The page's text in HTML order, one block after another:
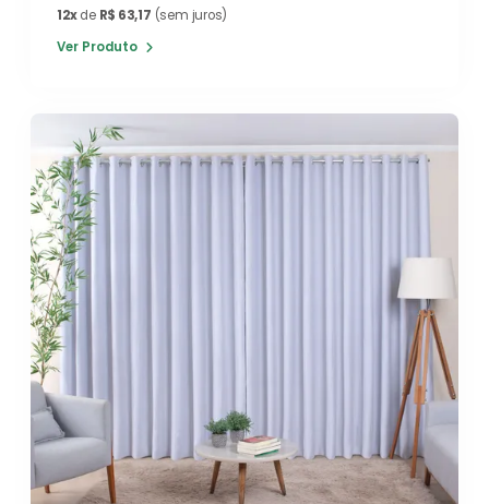
12xde R$ 63,17 (sem juros)
Ver Produto